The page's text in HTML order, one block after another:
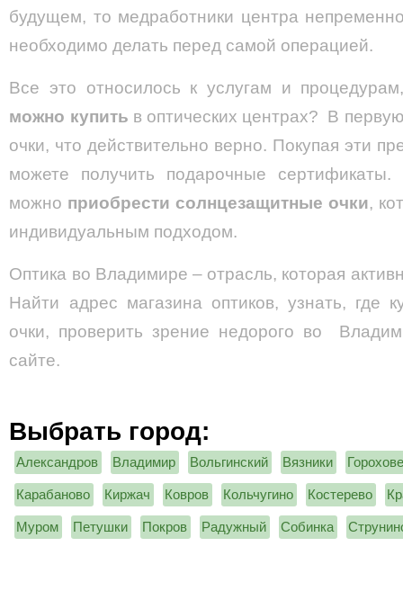
будущем, то медработники центра
необходимо делать перед самой операцией.
Все это относилось к услугам и
можно купить в оптических центрах? В
очки, что действительно верно. Покупая эти
можете получить подарочные
можно приобрести солнцезащитные очки,
индивидуальным подходом.
Оптика во Владимире – отрасль, которая
Найти адрес магазина оптиков, узнать, где
очки, проверить зрение недорого во
сайте.
Выбрать город:
Александров Владимир Вольгинский Вязники
Карабаново Киржач Ковров Кольчугино Костерево
Муром Петушки Покров Радужный Собинка